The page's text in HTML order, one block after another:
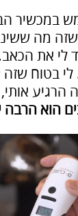
הבי-
שזה מה
לי את
בטוח שזה
הרגיע
הוא הרבה